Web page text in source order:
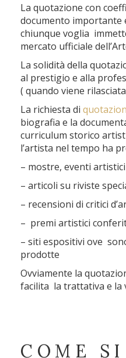
La quotazione con
documento importante
chiunque voglia
mercato ufficiale
La solidità della
al prestigio e alla
( quando viene
La richiesta di
biografia e la
curriculum storico
l’artista nel tempo ha
– mostre, eventi artistici
– articoli su riviste
– recensioni di critici
– premi artistici
– siti espositivi ove
prodotte
Ovviamente la
facilita la trattativa e la
COME SI